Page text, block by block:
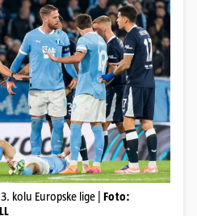
kolu Europske lige | Foto: